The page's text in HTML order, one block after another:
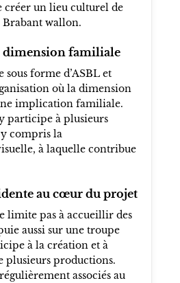
créer un lieu culturel de
wallon.
dimension familiale
forme d’ASBL et
où la dimension
implication familiale.
participe à plusieurs
y compris la
à laquelle contribue
au cœur du projet
limite pas à accueillir des
aussi sur une troupe
à la création et à
plusieurs productions.
associés au